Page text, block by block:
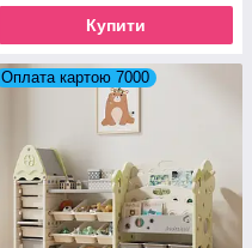
Купити
Оплата картою 7000